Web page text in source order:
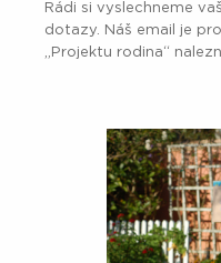
Rádi si vyslechneme
dotazy. Náš email je
„Projektu rodina“